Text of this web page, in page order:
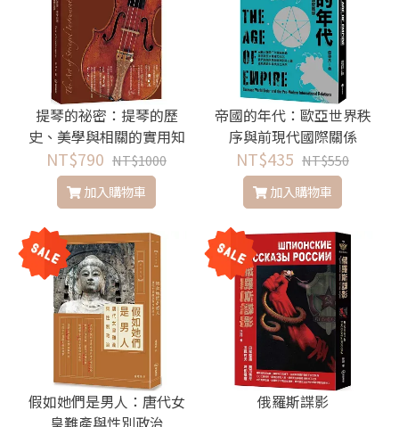
提琴的祕密：提琴的歷
史、美學與相關的實用知
識
NT$790 NT$1000
加入購物車
帝國的年代：歐亞世界秩
序與前現代國際關係
NT$435 NT$550
加入購物車
假如她們是男人：唐代女
皇難產與性別政治
俄羅斯諜影